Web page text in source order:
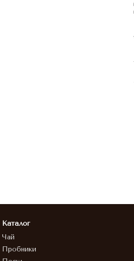
Каталог
Чай
Пробники